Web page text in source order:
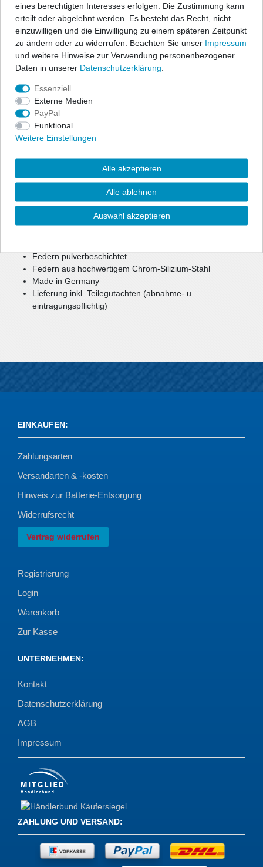
Beschreibung
Technische Daten
Angaben Produktsicherheit
Zur optischen Reduzierung der Fahrzeughöhe bietet ap eine
preiswerte, aber dennoch hochwertige Option für mehr Agilität
Bei einer Tieferlegung bis zu ca. 40 mm können weiterhin die
Seriendämpfer verwendet werden.
Bei größerer Tieferlegung oder Keilform werden gekürzte
reduzierter Schwerpunkt
Federn pulverbeschichtet
Federn aus hochwertigem Chrom-Silizium-Stahl
Made in Germany
Lieferung inkl. Teilegutachten (abnahme- u.
eintragungspflichtig)
EINKAUFEN:
Zahlungsarten
Versandarten & -kosten
Hinweis zur Batterie-Entsorgung
Widerrufsrecht
Vertrag widerrufen
Registrierung
Login
Warenkorb
Zur Kasse
UNTERNEHMEN:
Kontakt
Datenschutzerklärung
AGB
Impressum
ZAHLUNG UND VERSAND:
eines berechtigten Interesses erfolgen. Die Zustimmung kann
erteilt oder abgelehnt werden. Es besteht das Recht, nicht
einzuwilligen und die Einwilligung zu einem späteren Zeitpunkt
zu ändern oder zu widerrufen. Beachten Sie unser Impressum
und weitere Hinweise zur Verwendung personenbezogener
Daten in unserer Daten­schutz­erklärung
Essenziell
Externe Medien
PayPal
Funktional
Weitere Einstellungen
Alle akzeptieren
Alle ablehnen
Auswahl akzeptieren